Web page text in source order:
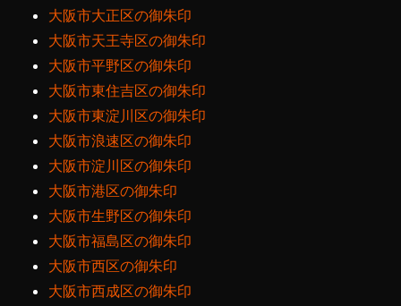
大阪市大正区の御朱印
大阪市天王寺区の御朱印
大阪市平野区の御朱印
大阪市東住吉区の御朱印
大阪市東淀川区の御朱印
大阪市浪速区の御朱印
大阪市淀川区の御朱印
大阪市港区の御朱印
大阪市生野区の御朱印
大阪市福島区の御朱印
大阪市西区の御朱印
大阪市西成区の御朱印